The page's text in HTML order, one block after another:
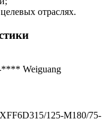
отраслях.